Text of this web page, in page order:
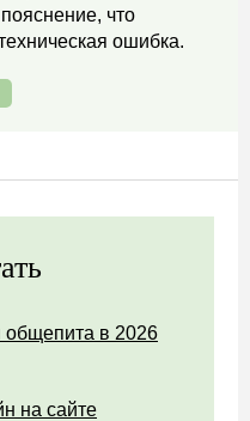
что
ошибка.
общепита в 2026
на сайте